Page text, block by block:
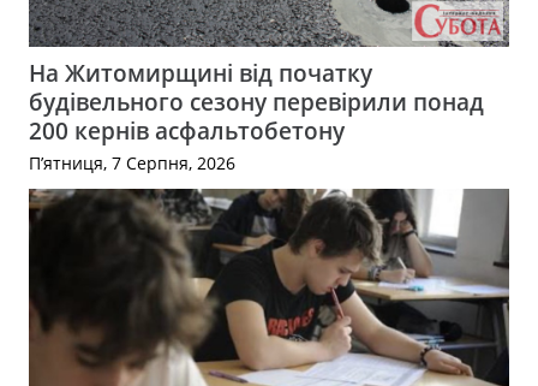
На Житомирщині від початку
будівельного сезону перевірили понад
200 кернів асфальтобетону
П’ятниця, 7 Серпня, 2026